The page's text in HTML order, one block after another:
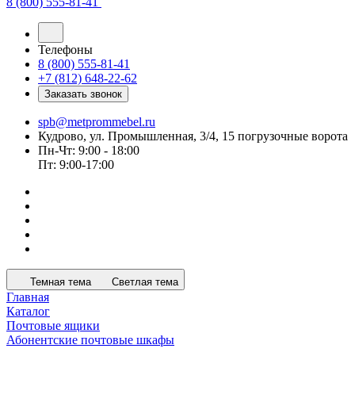
Телефоны
8 (800) 555-81-41
+7 (812) 648-22-62
Заказать звонок
spb@metprommebel.ru
Кудрово, ул. Промышленная, 3/4, 15 погрузочные ворота
Пн-Чт: 9:00 - 18:00
Пт: 9:00-17:00
Темная тема Светлая тема
Главная
Каталог
Почтовые ящики
Абонентские почтовые шкафы